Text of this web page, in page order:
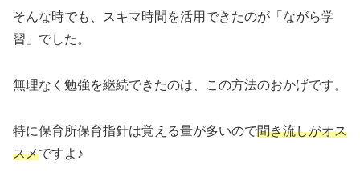
そんな時でも、スキマ時間を活用できたのが「ながら学
習」でした。
無理なく勉強を継続できたのは、この方法のおかげです。
特に保育所保育指針は覚える量が多いので聞き流しがオス
スメですよ♪